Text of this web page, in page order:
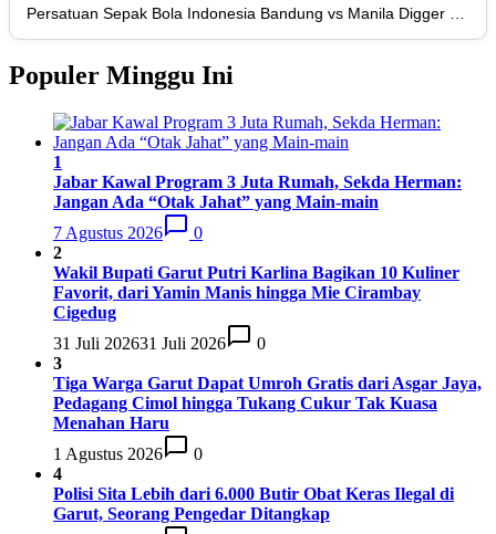
16
Persis Solo 34 8 10 16
17
Semen Padang FC 34 5 5 24
20
18
PSBS Biak
Populer Minggu Ini
1
Jabar Kawal Program 3 Juta Rumah, Sekda Herman:
Jangan Ada “Otak Jahat” yang Main-main
7 Agustus 2026
0
2
Wakil Bupati Garut Putri Karlina Bagikan 10 Kuliner
Favorit, dari Yamin Manis hingga Mie Cirambay
Cigedug
31 Juli 202631 Juli 2026
0
3
Tiga Warga Garut Dapat Umroh Gratis dari Asgar Jaya,
Pedagang Cimol hingga Tukang Cukur Tak Kuasa
Menahan Haru
1 Agustus 2026
0
4
Polisi Sita Lebih dari 6.000 Butir Obat Keras Ilegal di
Garut, Seorang Pengedar Ditangkap